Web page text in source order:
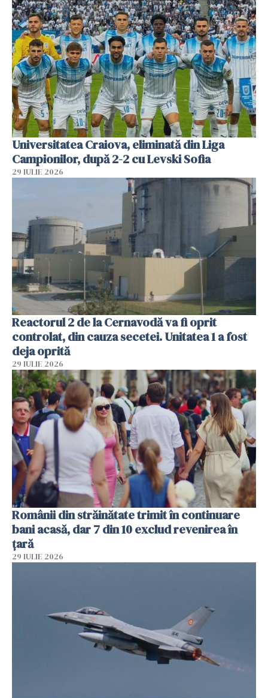
Universitatea Craiova, eliminată din Liga
Campionilor, după 2-2 cu Levski Sofia
29 IULIE 2026
Reactorul 2 de la Cernavodă va fi oprit
controlat, din cauza secetei. Unitatea 1 a fost
deja oprită
29 IULIE 2026
Românii din străinătate trimit în continuare
bani acasă, dar 7 din 10 exclud revenirea în
țară
29 IULIE 2026